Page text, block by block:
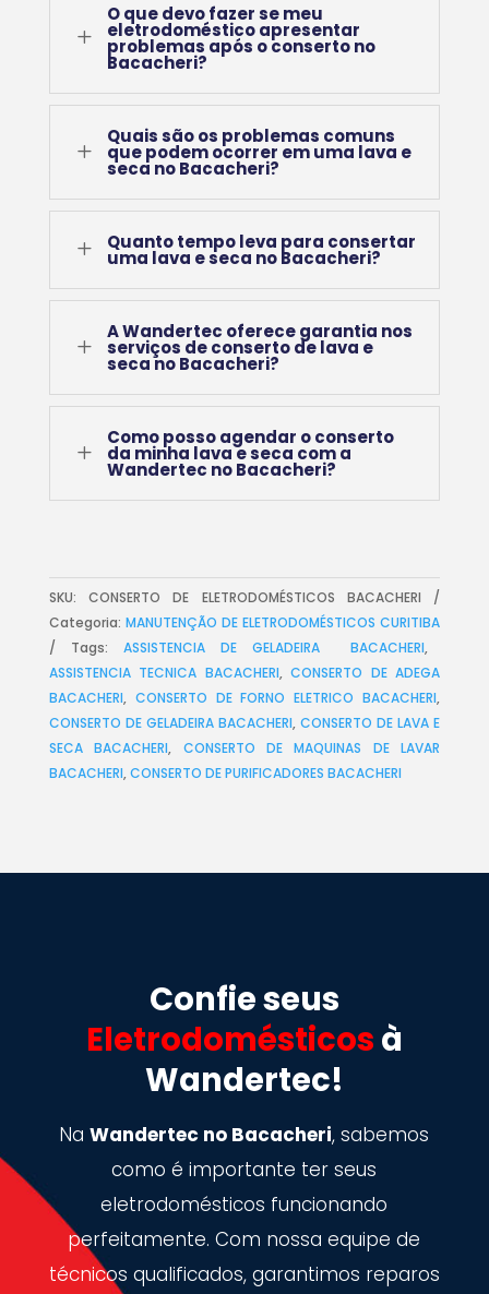
L
O que devo fazer se meu
eletrodoméstico apresentar
problemas após o conserto no
Bacacheri?
L
Quais são os problemas comuns
que podem ocorrer em uma lava e
seca no Bacacheri?
L Quanto tempo leva para consertar
uma lava e seca no Bacacheri?
L
A Wandertec oferece garantia nos
serviços de conserto de lava e
seca no Bacacheri?
L
Como posso agendar o conserto
da minha lava e seca com a
Wandertec no Bacacheri?
SKU:CONSERTO DE ELETRODOMÉSTICOS BACACHERI
Categoria: MANUTENÇÃO DE ELETRODOMÉSTICOS CURITIBA
Tags: ASSISTENCIA DE GELADEIRA BACACHERI,
ASSISTENCIA TECNICA BACACHERI,CONSERTO DE ADEGA
BACACHERI, CONSERTO DE FORNO ELETRICO BACACHERI,
CONSERTO DE GELADEIRA BACACHERI,CONSERTO DE LAVA E
SECA BACACHERI, CONSERTO DE MAQUINAS DE LAVAR
BACACHERI,CONSERTO DE PURIFICADORES BACACHERI
Confie seus
Eletrodomésticos à
Wandertec!
NaWandertec no Bacacheri, sabemos
como é importante ter seus
eletrodomésticos funcionando
perfeitamente. Com nossa equipe de
técnicos qualificados, garantimos reparos